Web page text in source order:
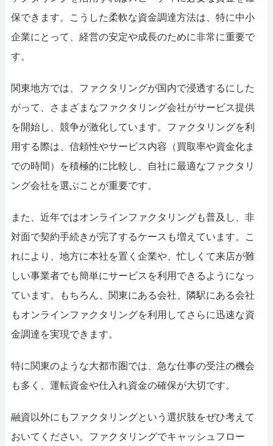
保できます。こうした柔軟な資金調達方法は、特に中小
企業にとって、経営の安定や成長のために非常に重要で
す。
関東地方では、ファクタリングが国内で浸透するにした
がって、さまざまなファクタリング会社がサービス提供
を開始し、競争が激化しています。ファクタリングを利
用する際は、信頼性やサービス内容（買取率や資金化ま
での時間）を積極的に比較し、自社に最適なファクタリ
ング会社を選ぶことが重要です。
また、近年ではオンラインファクタリングも普及し、非
対面で契約手続きが完了するケースも増えています。こ
れにより、地方に本社を置く企業や、忙しくて来店が難
しい事業者でも簡単にサービスを利用できるようになっ
ています。もちろん、関東にある会社、隣駅にある会社
もオンラインファクタリングを利用してさらに迅速な資
金調達を実現できます。
特に関東のような大都市圏では、急な仕事の受注の機会
も多く、運転資金や仕入れ資金の確保が大切です。
融資以外にもファクタリングという選択肢をぜひ考えて
おいてください。ファクタリングでキャッシュフロー